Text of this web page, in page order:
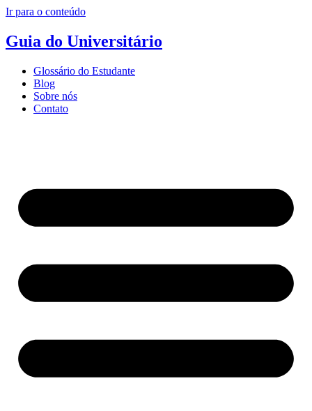
Ir para o conteúdo
Guia do Universitário
Glossário do Estudante
Blog
Sobre nós
Contato